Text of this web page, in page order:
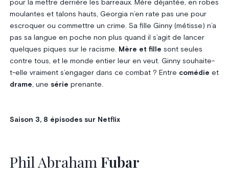
pour la mettre derrière les barreaux. Mère déjantée, en robes
moulantes et talons hauts, Georgia n’en rate pas une pour
escroquer ou commettre un crime. Sa fille Ginny (métisse) n’a
pas sa langue en poche non plus quand il s’agit de lancer
quelques piques sur le racisme. Mère et fille sont seules
contre tous, et le monde entier leur en veut. Ginny souhaite-
t-elle vraiment s’engager dans ce combat ? Entre comédie et
drame, une série prenante.
Saison 3, 8 épisodes sur Netflix
Phil Abraham Fubar